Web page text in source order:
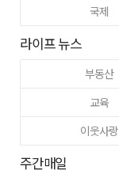
국제
라이프 뉴스
부동산
교육
이웃사랑
주간매일